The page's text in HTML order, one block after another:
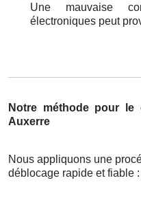
Une mauvaise
électroniques peut
Notre méthode pour le
Auxerre
Nous appliquons une
déblocage rapide et fiable :